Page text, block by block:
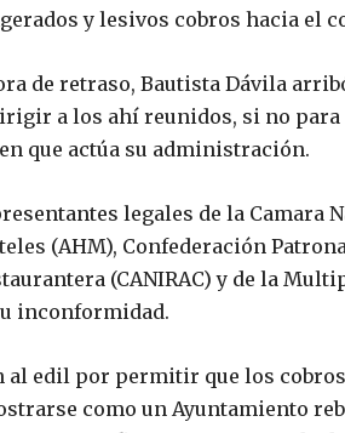
y lesivos cobros hacia el
de retraso, Bautista Dávila
a los ahí reunidos, si no
que actúa su administración.
legales de la Camara
(AHM), Confederación
(CANIRAC) y de la
inconformidad.
al edil por permitir que los
como un Ayuntamiento